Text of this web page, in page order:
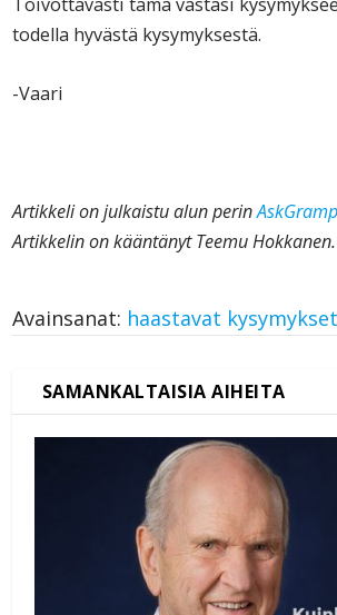
todella hyvästä kysymyksestä.
-Vaari
Artikkeli on julkaistu alun perin
Artikkelin on kääntänyt Teemu Hokkanen.
Avainsanat: haastavat kysymykset